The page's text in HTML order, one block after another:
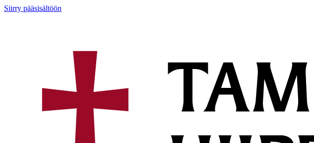
Siirry pääsisältöön